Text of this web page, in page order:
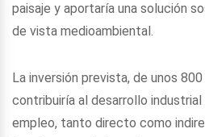
paisaje y aportaría una solución
de vista medioambiental.
La inversión prevista, de unos
contribuiría al desarrollo industrial
empleo, tanto directo como